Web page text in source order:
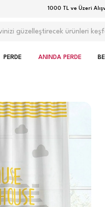
1000 TL ve Üzeri
PERDE ANINDA PERDE